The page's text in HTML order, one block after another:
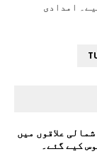
کے لیے۔ امدادی
علاقوں میں